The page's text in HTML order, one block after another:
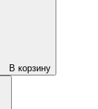
В корзину